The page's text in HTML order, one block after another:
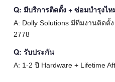
Q: มีบริการติดตั้ง + ซ่อมบำรุงไห
A: Dolly Solutions มีทีมงานติดตั้
2778
Q: รับประกัน
A: 1-2 ปี Hardware + Lifetime